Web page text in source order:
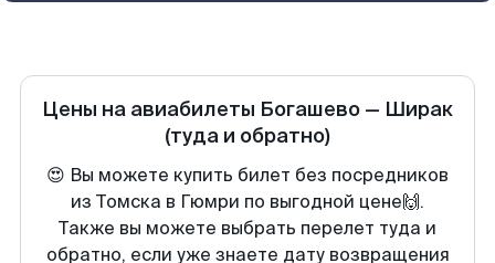
Цены на авиабилеты Богашево — Ширак
(туда и обратно)
😍 Вы можете купить билет без посредников
из Томска в Гюмри по выгодной цене🙌.
Также вы можете выбрать перелет туда и
обратно, если уже знаете дату возвращения